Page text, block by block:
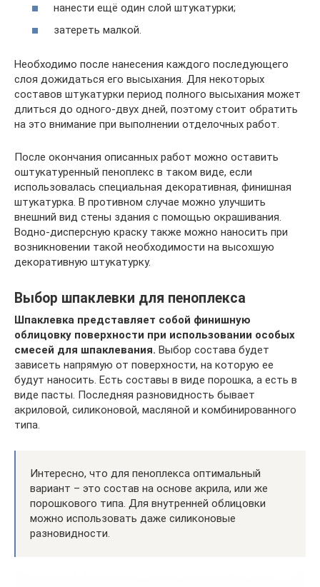
нанести ещё один слой штукатурки;
затереть малкой.
Необходимо после нанесения каждого последующего
слоя дожидаться его высыхания. Для некоторых
составов штукатурки период полного высыхания может
длиться до одного-двух дней, поэтому стоит обратить
на это внимание при выполнении отделочных работ.
После окончания описанных работ можно оставить
оштукатуренный пеноплекс в таком виде, если
использовалась специальная декоративная, финишная
штукатурка. В противном случае можно улучшить
внешний вид стены здания с помощью окрашивания.
Водно-дисперсную краску также можно наносить при
возникновении такой необходимости на высохшую
декоративную штукатурку.
Выбор шпаклевки для пеноплекса
Шпаклевка представляет собой финишную
облицовку поверхности при использовании особых
смесей для шпаклевания. Выбор состава будет
зависеть напрямую от поверхности, на которую ее
будут наносить. Есть составы в виде порошка, а есть в
виде пасты. Последняя разновидность бывает
акриловой, силиконовой, масляной и комбинированного
типа.
Интересно, что для пеноплекса оптимальный
вариант – это состав на основе акрила, или же
порошкового типа. Для внутренней облицовки
можно использовать даже силиконовые
разновидности.